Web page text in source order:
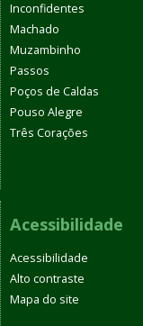
Inconfidentes
Machado
Muzambinho
Passos
Poços de Caldas
Pouso Alegre
Três Corações
Acessibilidade
Acessibilidade
Alto contraste
Mapa do site